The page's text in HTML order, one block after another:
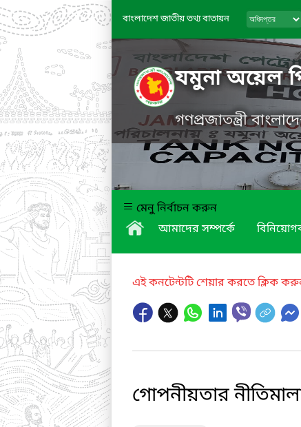
বাংলাদেশ জাতীয় তথ্য বাতায়ন
যমুনা অয়েল
গণপ্রজাতন্ত্রী
মেনু নির্বাচন করুন
আমাদের সম্পর্কে
এই কনটেন্টটি শেয়ার করতে ক্লিক
গোপনীয়তার